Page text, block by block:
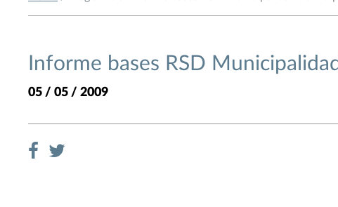
Informe bases RSD
05 / 05 / 2009